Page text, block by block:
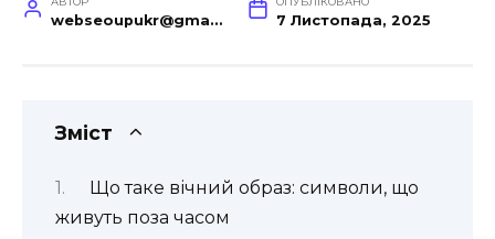
webseoupukr@gmail.com 7 Листопада, 2025
Зміст
Що таке вічний образ: символи, що
живуть поза часом